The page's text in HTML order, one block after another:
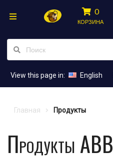
0
КОРЗИНА
View this page in: English
Главная Продукты
Продукты ABB